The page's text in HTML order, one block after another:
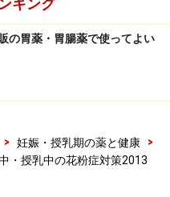
14錠（1週間分）を注文
と、使用上の注意のペー
キング
の胃薬・胃腸薬で使ってよい
> 妊娠・授乳期の薬と健康
>
・授乳中の花粉症対策2013